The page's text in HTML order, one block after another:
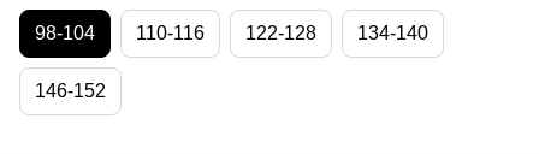
98-104 110-116 122-128 134-140
146-152